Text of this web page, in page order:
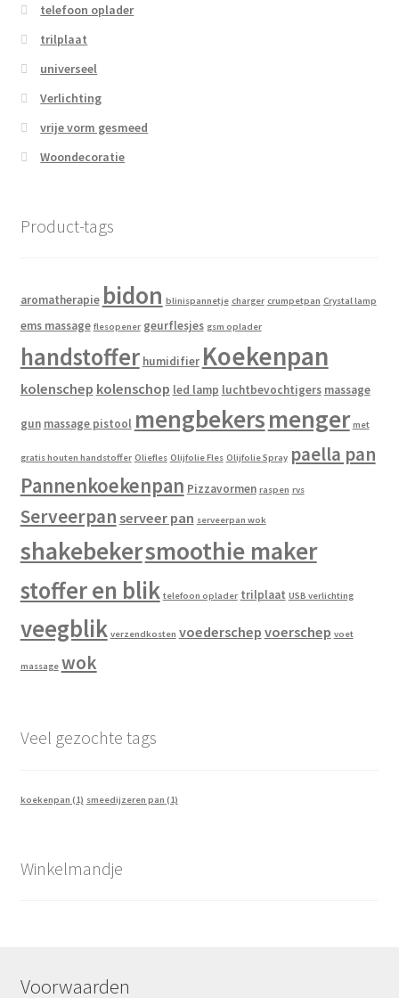
telefoon oplader
trilplaat
universeel
Verlichting
vrije vorm gesmeed
Woondecoratie
Product-tags
aromatherapie bidon blinispannetje charger crumpetpan Crystal lamp
ems massage flesopener geurflesjes gsm oplader
handstoffer humidifier Koekenpan
kolenschep kolenschop led lamp luchtbevochtigers massage
gun massage pistool mengbekersmenger met
gratis houten handstoffer Oliefles Olijfolie Fles Olijfolie Spray paella pan
Pannenkoekenpan Pizzavormen raspen rvs
Serveerpan serveer pan serveerpan wok
shakebekersmoothie maker
stoffer en blik telefoon oplader trilplaat USB verlichting
veegblik verzendkosten voederschep voerschep voet
massage wok
Veel gezochte tags
koekenpan (1) smeedijzeren pan (1)
Winkelmandje
Voorwaarden